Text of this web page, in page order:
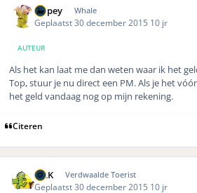
Dopey Whale
Geplaatst 30 december 2015 10 jr
AUTEUR
Als het kan laat me dan weten waar ik het
Top, stuur je nu direct een PM. Als je het
het geld vandaag nog op mijn rekening.
Citeren
MLK Verdwaalde Toerist
Geplaatst 30 december 2015 10 jr